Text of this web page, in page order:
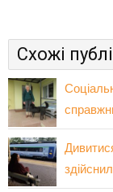
Схожі